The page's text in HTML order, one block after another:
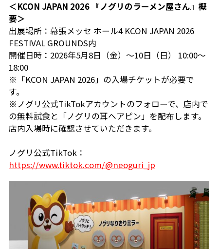
＜KCON JAPAN 2026 『ノグリのラーメン屋さん』概
要＞
出展場所：幕張メッセ ホール4 KCON JAPAN 2026
FESTIVAL GROUNDS内
開催日時：2026年5月8日（金）～10日（日） 10:00～
18:00
※「KCON JAPAN 2026」の入場チケットが必要で
す。
※ノグリ公式TikTokアカウントのフォローで、店内で
の無料試食と「ノグリの耳ヘアピン」を配布します。
店内入場時に確認させていただきます。
ノグリ公式TikTok：
https://www.tiktok.com/@neoguri_jp